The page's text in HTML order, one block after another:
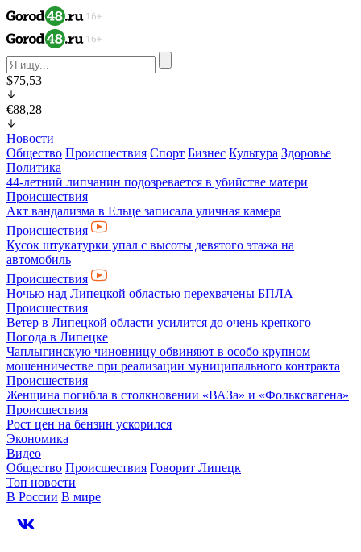
$75,53
€88,28
Новости
Общество Происшествия Спорт Бизнес Культура Здоровье
Политика
44-летний липчанин подозревается в убийстве матери
Происшествия
Акт вандализма в Ельце записала уличная камера
Происшествия
Кусок штукатурки упал с высоты девятого этажа на
автомобиль
Происшествия
Ночью над Липецкой областью перехвачены БПЛА
Происшествия
Ветер в Липецкой области усилится до очень крепкого
Погода в Липецке
Чаплыгинскую чиновницу обвиняют в особо крупном
мошенничестве при реализации муниципального контракта
Происшествия
Женщина погибла в столкновении «ВАЗа» и «Фольксвагена»
Происшествия
Рост цен на бензин ускорился
Экономика
Видео
Общество Происшествия Говорит Липецк
Топ новости
В России В мире